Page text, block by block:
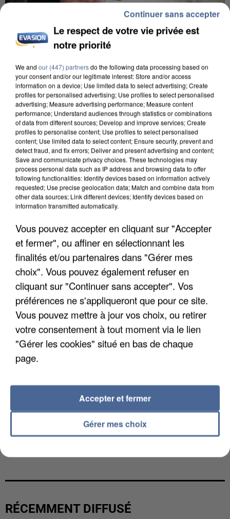
L’UN DES FONDATEURS SUPPOSÉS DE LA DZ
UN SECOND CADRE DE LA DZ MAFIA
INTERPELLÉ EN ALGÉRIE
COULÉE DE BOUE EN HAUTE-SAVOIE
RÉCEMMENT DIFFUSÉ
Le respect de votre vie privée est
notre priorité
We and our (447) partnersdo the following data processing based on
your consent and/or our legitimate interest: Store and/or access
information on a device; Use limited data to select advertising; Create
profiles for personalised advertising; Use profiles to select personalised
advertising; Measure advertising performance; Measure content
performance; Understand audiences through statistics or combinations
of data from different sources; Develop and improve services; Create
profiles to personalise content; Use profiles to select personalised
content; Use limited data to select content; Ensure security, prevent and
detect fraud, and fix errors; Deliver and present advertising and content;
Save and communicate privacy choices. These technologies may
process personal data such as IP address and browsing data to offer
following functionalities: Identify devices based on information actively
requested; Use precise geolocation data; Match and combine data from
other data sources; Link different devices; Identify devices based on
information transmitted automatically.
Vous pouvez accepter en cliquant sur "Accepter
et fermer", ou affiner en sélectionnant les
finalités et/ou partenaires dans "Gérer mes
choix". Vous pouvez également refuser en
cliquant sur "Continuer sans accepter". Vos
préférences ne s'appliqueront que pour ce site.
Vous pouvez mettre à jour vos choix, ou retirer
votre consentement à tout moment via le lien
"Gérer les cookies" situé en bas de chaque
page.
Gérer mes choix
Accepter et fermer
Continuer sans accepter